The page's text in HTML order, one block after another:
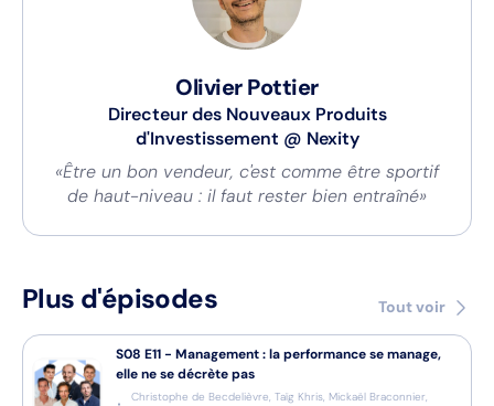
Olivier Pottier
Directeur des Nouveaux Produits
d'Investissement @ Nexity
«Être un bon vendeur, c'est comme être sportif
de haut-niveau : il faut rester bien entraîné»
Plus d'épisodes Tout voir
S08 E11 - Management : la performance se manage,
elle ne se décrète pas
Christophe de Becdelièvre, Taïg Khris, Mickaël Braconnier,